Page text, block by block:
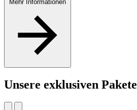
Mehr Informationen
Unsere exklusiven Pakete